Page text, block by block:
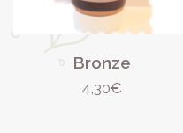
Bronze
4,30€